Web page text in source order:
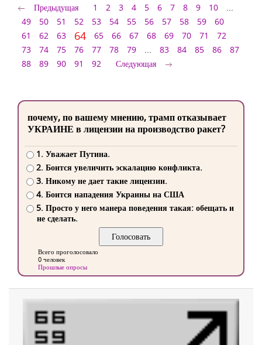
Предыдущая 1 2 3 4 5 6 7 8 9 10
...
49
50 51 52 53 54 55 56 57 58 59
60
61
62 63 64 65 66 67 68 69 70 71
72
73
74 75 76 77 78 79 ... 83 84 85 86
87
88
89 90 91 92 Следующая
почему, по вашему мнению, трамп отказывает
УКРАИНЕ в лицензии на производство ракет?
1. Уважает Путина.
2. Боится увеличить эскалацию конфликта.
3. Никому не дает такие лицензии.
4. Боится нападения Украины на США
5. Просто у него манера поведения такая: обещать и
не сделать.
Всего проголосовало
0 человек
Прошлые опросы